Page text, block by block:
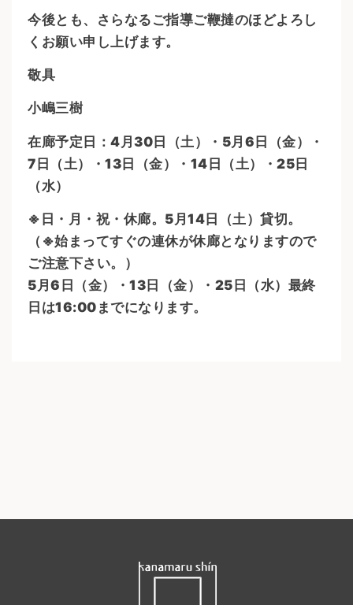
今後とも、さらなるご指導ご鞭撻のほどよろし
くお願い申し上げます。
敬具
小嶋三樹
在廊予定日：4月30日（土）・5月6日（金）・
7日（土）・13日（金）・14日（土）・25日
（水）
※日・月・祝・休廊。5月14日（土）貸切。
（※始まってすぐの連休が休廊となりますので
ご注意下さい。）
5月6日（金）・13日（金）・25日（水）最終
日は16:00までになります。